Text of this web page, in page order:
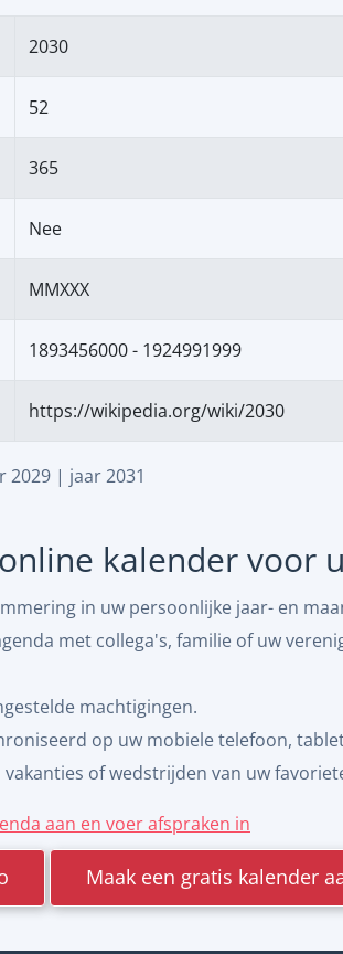
2030
52
365
Nee
MMXXX
1893456000 - 1924991999
https://wikipedia.org/wiki/2030
2029| jaar 2031
kalender voor
in uw persoonlijke jaar- en
met collega's, familie of uw
machtigingen.
op uw mobiele telefoon,
of wedstrijden van uw
aan en voer afspraken in
Maak een gratis kalender